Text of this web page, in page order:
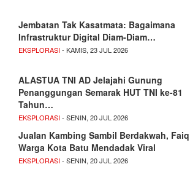
Jembatan Tak Kasatmata: Bagaimana
Infrastruktur Digital Diam-Diam…
EKSPLORASI- KAMIS, 23 JUL 2026
ALASTUA TNI AD Jelajahi Gunung
Penanggungan Semarak HUT TNI ke-81
Tahun…
EKSPLORASI- SENIN, 20 JUL 2026
Jualan Kambing Sambil Berdakwah, Faiq
Warga Kota Batu Mendadak Viral
EKSPLORASI- SENIN, 20 JUL 2026